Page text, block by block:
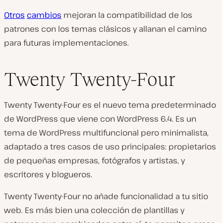
Otros cambios mejoran la compatibilidad de los
patrones con los temas clásicos y allanan el camino
para futuras implementaciones.
Twenty Twenty-Four
Twenty Twenty-Four es el nuevo tema predeterminado
de WordPress que viene con WordPress 6.4. Es un
tema de WordPress multifuncional pero minimalista,
adaptado a tres casos de uso principales: propietarios
de pequeñas empresas, fotógrafos y artistas, y
escritores y blogueros.
Twenty Twenty-Four no añade funcionalidad a tu sitio
web. Es más bien una colección de plantillas y